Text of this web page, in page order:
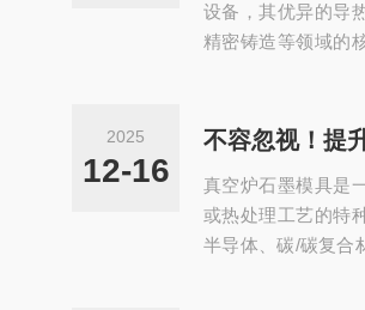
设备，其优异的导
精密铸造等领域的
风，温度建议维持
防吸湿。-雨季或高
2025
12-16
不容忽视！提
真空炉石墨模具是
或热处理工艺的特
半导体、碳/碳复合